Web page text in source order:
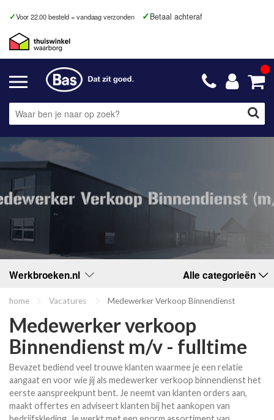
Voor 22.00 besteld = vandaag verzonden Betaal achteraf
Werkbroeken.nl Alle categorieën
home Vacatures Medewerker Verkoop Binnendienst
Medewerker verkoop
Binnendienst m/v - fulltime
Bevazet bediend veel trouwe klanten waarmee je een relatie
aangaat en voor wie jij als medewerker verkoop binnendienst het
eerste aanspreekpunt bent. Je neemt van klanten orders aan,
maakt offertes en adviseert klanten bij het aankopen van